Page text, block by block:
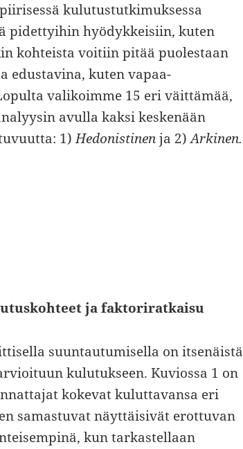
kulutustutkimuksessa
pidettyihin hyödykkeisiin, kuten
kohteista voitiin pitää puolestaan
edustavina, kuten vapaa-
valikoimme 15 eri väittämää,
avulla kaksi keskenään
1)Hedonistinenja 2)Arkinen.
ja faktoriratkaisu
suuntautumisella on itsenäistä
kulutukseen. Kuviossa 1 on
kokevat kuluttavansa eri
samastuvat näyttäisivät erottuvan
kun tarkastellaan